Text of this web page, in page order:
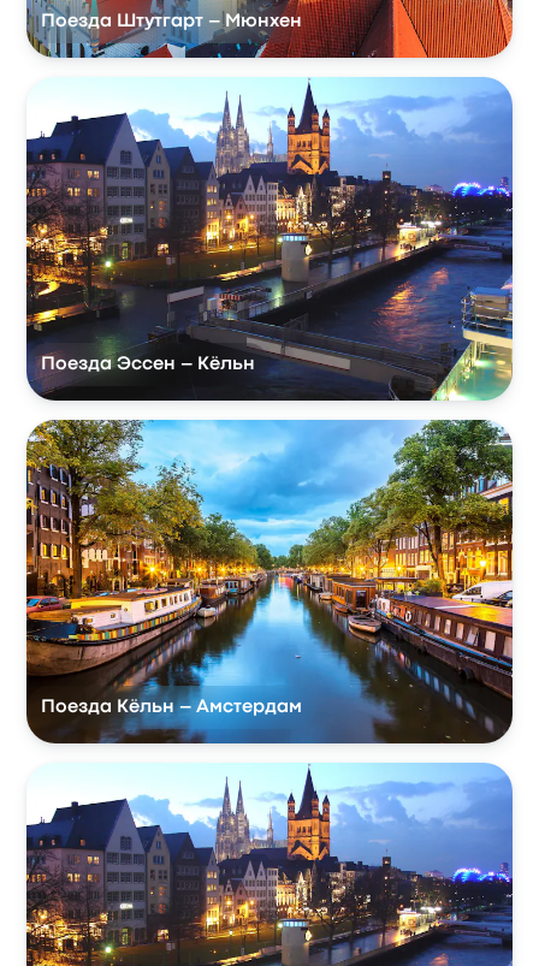
Поезда Штутгарт – Мюнхен
Поезда Эссен – Кёльн
Поезда Кёльн – Амстердам